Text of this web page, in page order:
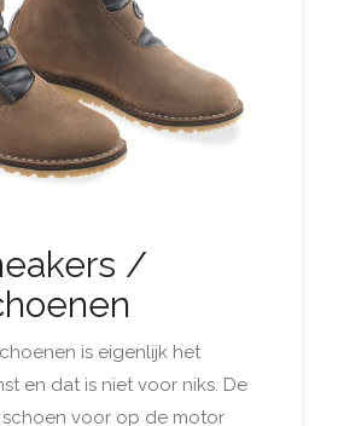
/
is eigenlijk het
en dat is niet voor niks. De
voor op de motor